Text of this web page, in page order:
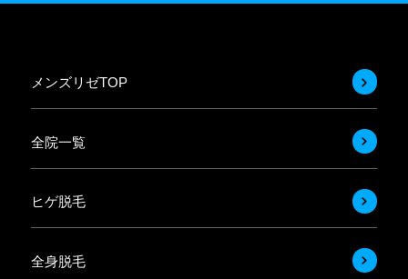
メンズリゼTOP
全院一覧
ヒゲ脱毛
全身脱毛